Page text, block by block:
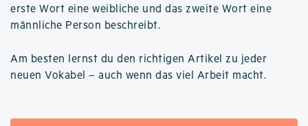
erste Wort eine weibliche und das zweite Wort eine
männliche Person beschreibt.
Am besten lernst du den richtigen Artikel zu jeder
neuen Vokabel – auch wenn das viel Arbeit macht.